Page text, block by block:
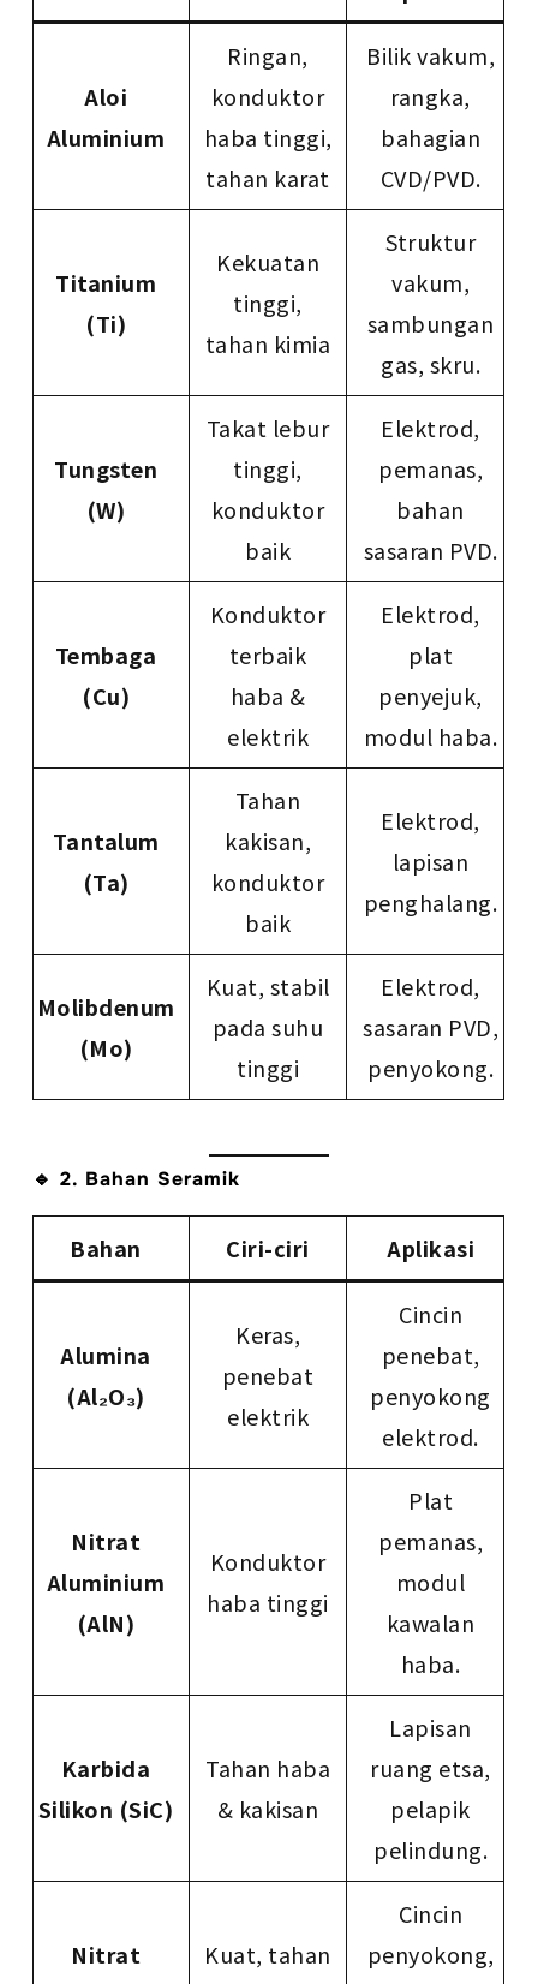
Aloi
Aluminium
Ringan,
konduktor
haba tinggi,
tahan karat
Bilik vakum,
rangka,
bahagian
CVD/PVD.
Titanium
(Ti)
Kekuatan
tinggi,
tahan kimia
Struktur
vakum,
sambungan
gas, skru.
Tungsten
(W)
Takat lebur
tinggi,
konduktor
baik
Elektrod,
pemanas,
bahan
sasaran PVD.
Tembaga
(Cu)
Konduktor
terbaik
haba &
elektrik
Elektrod,
plat
penyejuk,
modul haba.
Tantalum
(Ta)
Tahan
kakisan,
konduktor
baik
Elektrod,
lapisan
penghalang.
Molibdenum
(Mo)
Kuat, stabil
pada suhu
tinggi
Elektrod,
sasaran PVD,
penyokong.
🔹 2. Bahan Seramik
Bahan Ciri-ciri Aplikasi
Alumina
(Al₂O₃)
Keras,
penebat
elektrik
Cincin
penebat,
penyokong
elektrod.
Nitrat
Aluminium
(AlN)
Konduktor
haba tinggi
Plat
pemanas,
modul
kawalan
haba.
Karbida
Silikon (SiC)
Tahan haba
& kakisan
Lapisan
ruang etsa,
pelapik
pelindung.
Nitrat
Kuat, tahan
Cincin
penyokong,